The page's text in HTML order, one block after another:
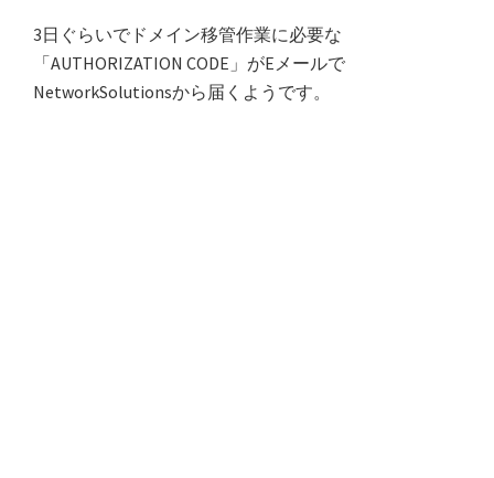
3日ぐらいでドメイン移管作業に必要な
「AUTHORIZATION CODE」がEメールで
NetworkSolutionsから届くようです。